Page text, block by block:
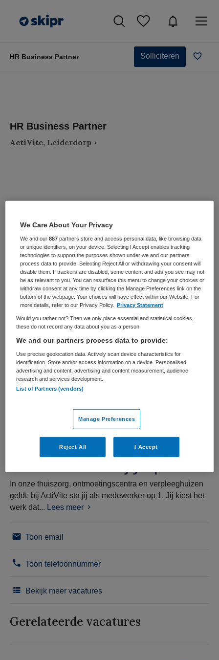
HR Business Partner Solliciteren
HR Business Partner
ActiVite, Leiderdorp
Stichting Vaste aanstelling
PLAATSINGSDATUM
24 september 2025
NIVEAU
HBO
Ervaren
DIENSTVERBAND
Uurbasis
Vacature niet beschikbaar
Deze vacature HR Business Partner bij ActiVite is niet
meer actueel. Hieronder staan enkele vergelijkbare
vacatures die voor u wellicht interessant zijn.
In onze thuiszorg, ontmoetingscentra en verpleeghuizen
geldt: bij ActiVite sta jij als medewerker op 1. Jij kiest het
werk dat... Lees meer
Toon email
Toon telefoonnummer
Bekijk meer vacatures
Gerelateerde vacatures
We Care About Your Privacy
We and our887 partners store and access personal data, like browsing data
or unique identifiers, on your device. Selecting I Accept enables tracking
technologies to support the purposes shown under we and our partners
process data to provide. Selecting Reject All or withdrawing your consent will
disable them. If trackers are disabled, some content and ads you see may not
be as relevant to you. You can resurface this menu to change your choices or
withdraw consent at any time by clicking the Manage Preferences link on the
bottom of the webpage. Your choices will have effect within our Website. For
more details, refer to our Privacy Policy.
Privacy Statement
Would you rather not? Then we only place essential and statistical cookies,
these do not record any data about you as a person
We and our partners process data to provide:
Use precise geolocation data. Actively scan device characteristics for
identification. Store and/or access information on a device. Personalised
advertising and content, advertising and content measurement, audience
research and services development.
List of Partners (vendors)
Manage Preferences
Reject All I Accept